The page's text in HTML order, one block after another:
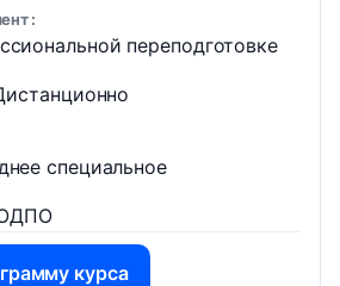
переподготовке
специальное
курса